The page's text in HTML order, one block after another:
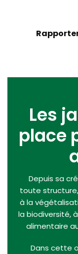
Les
place
Depuis sa
toute
à la
la biodiversité,
alimentaire
Dans cette